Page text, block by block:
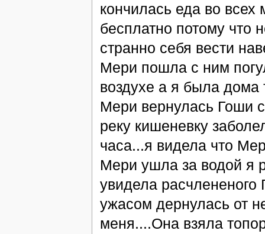
кончилась еда во всех
бесплатно потому что
странно себя вести
Мери пошла с ним
воздухе а я была дома
Мери вернулась Гоши
реку кишеневку
часа...я видела что
Мери ушла за водой я
увидела
ужасом дернулась от
меня....Она взяла